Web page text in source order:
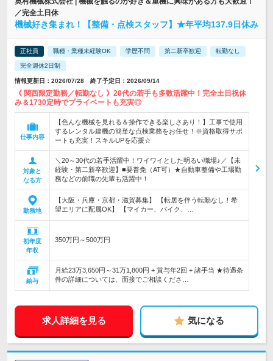
／完全土日休
機械好き集まれ！【整備・点検スタッフ】★年平均137.9日休み
正社員 職種・業種未経験OK 学歴不問 第二新卒歓迎 転勤なし
完全週休2日制
情報更新日：2026/07/28 終了予定日：2026/09/14
《 関西限定勤務／転勤なし 》20代の若手も多数活躍中！完全土日祝休
み＆1730定時でプライベートも充実◎
仕事内容
【色んな機械を見れる＆操作できる楽しさあり！】工事で使用
するレンタル建機の簡単な点検業務をお任せ！※資格取得サポ
ートも充実！スキルUPを応援☆
対象と
なる方
＼20～30代の若手活躍中！ワイワイとした明るい職場♪／【未
経験・第二新卒歓迎】■要普免（AT可）★自動車整備や工場勤
務などの前職の先輩も活躍中！
勤務地
【大阪・兵庫・京都・滋賀募集】 【転居を伴う転勤なし！希
望エリアに配属OK】 【マイカー、バイク、…
初年度
年収
350万円～500万円
給与
月給23万3,650円～31万1,800円 + 賞与年2回 + 諸手当 ★待遇条
件の詳細については、面接でご相談くださ…
求人詳細を見る 気になる